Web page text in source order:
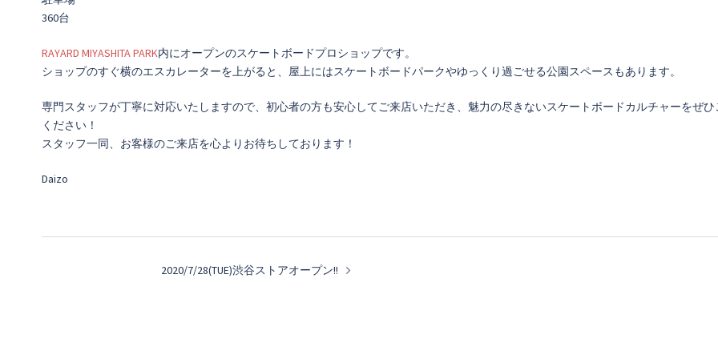
360台
RAYARD MIYASHITA PARK内にオープンのスケートボードプロショップです。
ショップのすぐ横のエスカレーターを上がると、屋上にはスケートボードパークやゆっくり過ごせる公園スペースもあります。
専門スタッフが丁寧に対応いたしますので、初心者の方も安心してご来店いただき、魅力の尽きないスケートボードカルチャーをぜひ
ください！
スタッフ一同、お客様のご来店を心よりお待ちしております！
Daizo
2020/7/28(TUE)渋谷ストアオープン!!